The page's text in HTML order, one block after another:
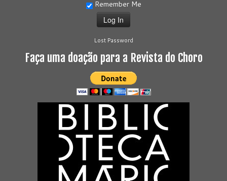
Remember Me
Lost Password
Faça uma doação para a Revista do Choro